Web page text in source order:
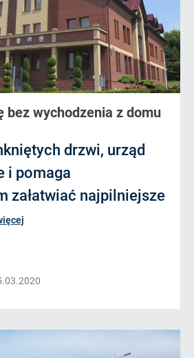
bez wychodzenia z domu
drzwi, urząd
i pomaga
załatwiać najpilniejsze